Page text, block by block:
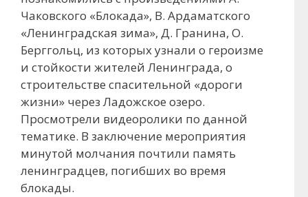
Чаковского «Блокада», В. Ардаматского
«Ленинградская зима», Д. Гранина, О.
Берггольц, из которых узнали о героизме
и стойкости жителей Ленинграда, о
строительстве спасительной «дороги
жизни» через Ладожское озеро.
Просмотрели видеоролики по данной
тематике. В заключение мероприятия
минутой молчания почтили память
ленинградцев, погибших во время
блокады.